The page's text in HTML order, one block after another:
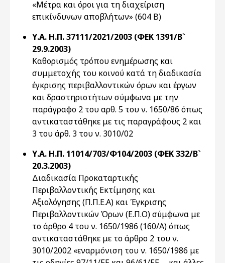
«Μέτρα και όροι για τη διαχείριση
επικίνδυνων αποβλήτων» (604 Β)
Υ.Α. Η.Π. 37111/2021/2003 (ΦΕΚ 1391/Β`
29.9.2003)
Καθορισμός τρόπου ενημέρωσης και
συμμετοχής του κοινού κατά τη διαδικασία
έγκρισης περιβαλλοντικών όρων και έργων
και δραστηριοτήτων σύμφωνα με την
παράγραφο 2 του αρθ. 5 του ν. 1650/86 όπως
αντικαταστάθηκε με τις παραγράφους 2 και
3 του άρθ. 3 του ν. 3010/02
Υ.Α. Η.Π. 11014/703/Φ104/2003 (ΦΕΚ 332/Β`
20.3.2003)
Διαδικασία Προκαταρτικής
Περιβαλλοντικής Εκτίμησης και
Αξιολόγησης (Π.Π.Ε.Α) και Έγκρισης
Περιβαλλοντικών Όρων (Ε.Π.Ο) σύμφωνα με
το άρθρο 4 του ν. 1650/1986 (160/Α) όπως
αντικαταστάθηκε με το άρθρο 2 του ν.
3010/2002 «εναρμόνιση του ν. 1650/1986 με